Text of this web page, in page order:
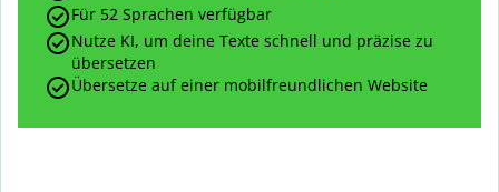
Für 52 Sprachen verfügbar
Nutze KI, um deine Texte schnell und präzise zu
übersetzen
Übersetze auf einer mobilfreundlichen Website